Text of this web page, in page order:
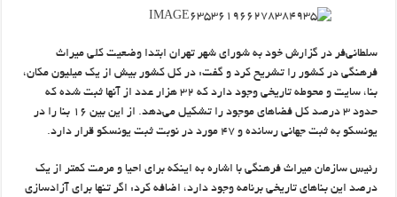
سلطانی‌فر در گزارش خود به شورای شهر تهران ابتدا وضعیت کلی میراث
فرهنگی در کشور را تشریح کرد و گفت: در کل کشور بیش از یک میلیون مکان،
بنا، سایت و محوطه تاریخی وجود دارد که ۳۲ هزار عدد از آنها ثبت شده که
حدود ۳ درصد کل فضاهای موجود را تشکیل می‌دهد. از این بین ۱۶ بنا را در
یونسکو به ثبت جهانی رسانده‌ و ۴۷ مورد در نوبت ثبت یونسکو قرار دارد.
رئیس سازمان میراث فرهنگی با اشاره به اینکه برای احیا و مرمت کمتر از یک
درصد این بناهای تاریخی برنامه وجود دارد، اضافه کرد: اگر تنها برای آزادسازی